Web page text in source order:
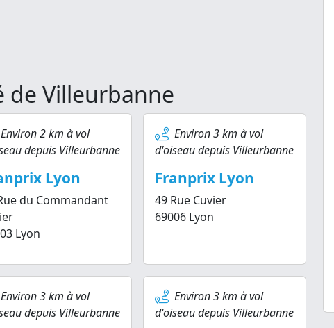
de Villeurbanne
Environ 2 km à vol
depuis Villeurbanne
Lyon
du Commandant
Lyon
Environ 3 km à vol
d'oiseau depuis Villeurbanne
Franprix Lyon
49 Rue Cuvier
69006 Lyon
Environ 3 km à vol
depuis Villeurbanne
Environ 3 km à vol
d'oiseau depuis Villeurbanne